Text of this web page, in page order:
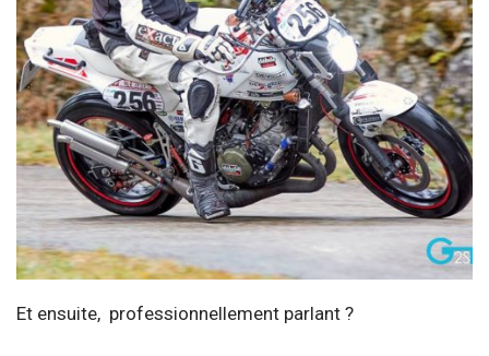
Et ensuite, professionnellement parlant ?